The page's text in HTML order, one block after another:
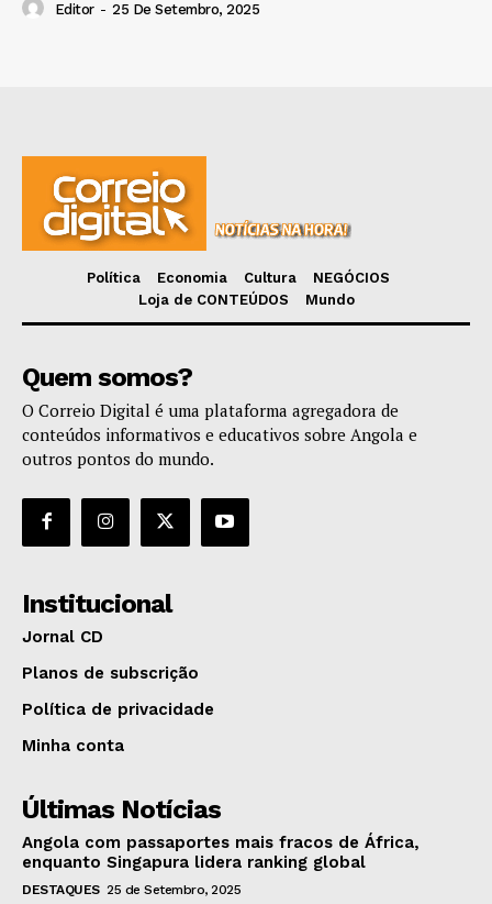
Editor - 25 De Setembro, 2025
Política Economia Cultura
NEGÓCIOS
Loja de CONTEÚDOS
Mundo
Quem somos?
O Correio Digital é uma plataforma agregadora de
conteúdos informativos e educativos sobre Angola e
outros pontos do mundo.
Institucional
Jornal CD
Planos de subscrição
Política de privacidade
Minha conta
Últimas Notícias
Angola com passaportes mais fracos de África,
enquanto Singapura lidera ranking global
DESTAQUES 25 de Setembro, 2025